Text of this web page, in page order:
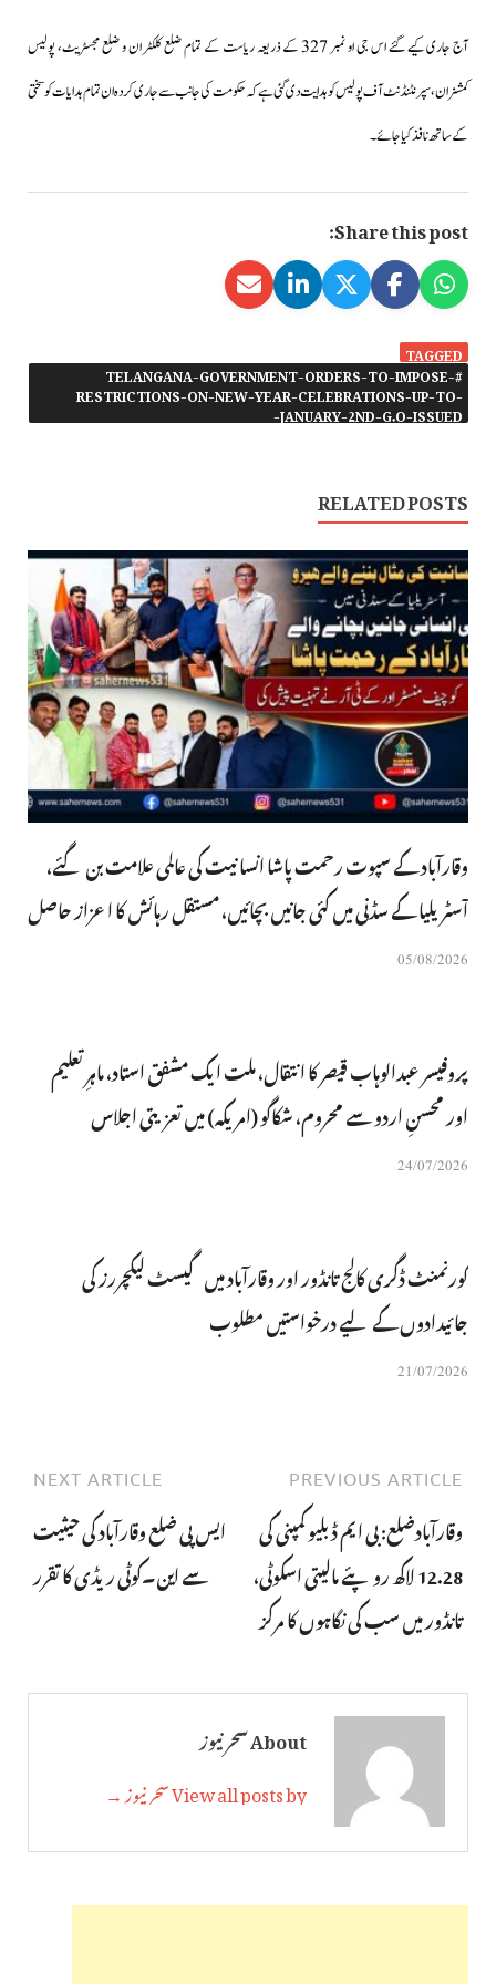
آج جاری کیے گئے اس جی او نمبر 327 کے ذریعہ ریاست کے تمام ضلع کلکٹران و ضلع مجسٹریٹ، پولیس
کمشنران،سپرنٹنڈنٹ آف پولیس کو ہدایت دی گئی ہے کہ حکومت کی جانب سے جاری کردہ ان تمام ہدایات کو سختی
کے ساتھ نافذ کیا جائے۔
Share this post:
TAGGED
#TELANGANA-GOVERNMENT-ORDERS-TO-IMPOSE-
RESTRICTIONS-ON-NEW-YEAR-CELEBRATIONS-UP-TO-
JANUARY-2ND-G.O-ISSUED-
RELATED POSTS
وقارآباد کے سپوت رحمت پاشا انسانیت کی عالمی علامت بن گئے،
آسٹریلیا کے سڈنی میں کئی جانیں بچائیں، مستقل رہائش کا اعزاز حاصل
05/08/2026
پروفیسر عبدالوہاب قیصر کا انتقال، ملت ایک مشفق استاد، ماہرِتعلیم
اور محسنِ اردو سے محروم، شکاگو (امریکہ) میں تعزیتی اجلاس
24/07/2026
گورنمنٹ ڈگری کالج تانڈور اور وقارآباد میں گیسٹ لیکچررز کی
جائیدادوں کے لیے درخواستیں مطلوب
21/07/2026
PREVIOUS ARTICLE
وقارآبادضلع: بی ایم ڈبلیو کمپنی کی
12.28 لاکھ روپئے مالیتی اسکوٹی،
تانڈور میں سب کی نگاہوں کا مرکز
NEXT ARTICLE
ایس پی ضلع وقارآباد کی حیثیت
سے این۔کوٹی ریڈی کا تقرر
About سحر نیوز
View all posts by سحر نیوز →